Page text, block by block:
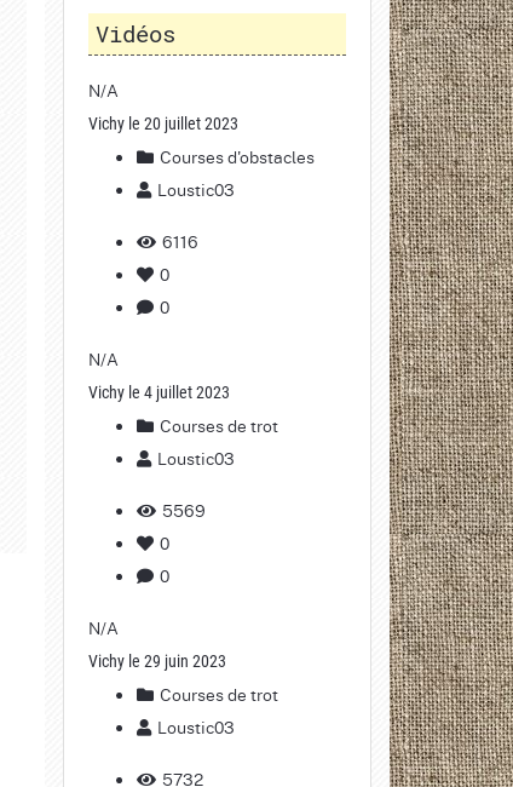
Vidéos
N/A
Vichy le 20 juillet 2023
Courses d'obstacles
Loustic03
6116
0
0
N/A
Vichy le 4 juillet 2023
Courses de trot
Loustic03
5569
0
0
N/A
Vichy le 29 juin 2023
Courses de trot
Loustic03
5732